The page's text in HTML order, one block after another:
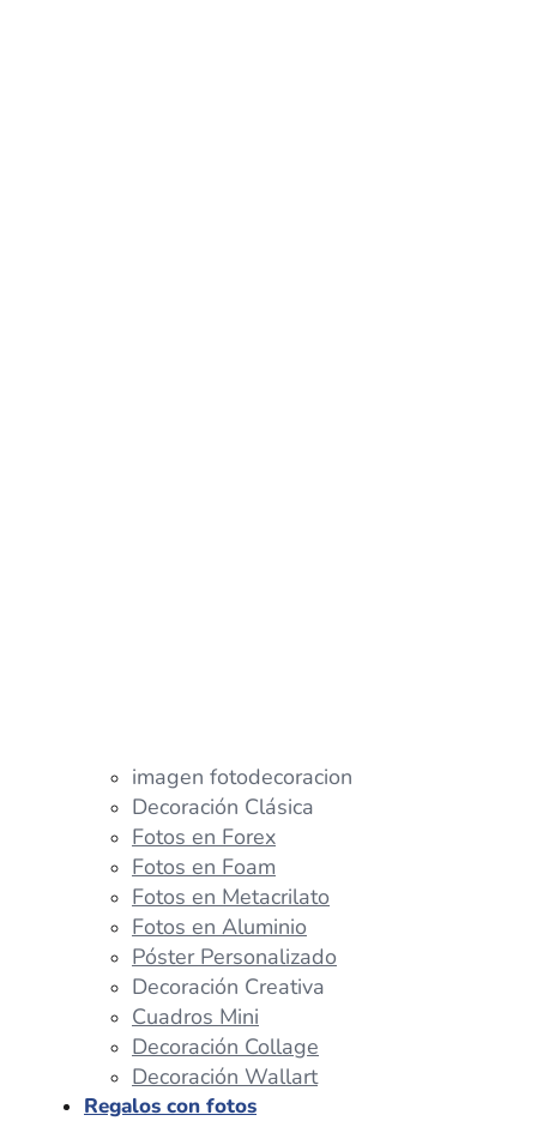
imagen fotodecoracion
Decoración Clásica
Fotos en Forex
Fotos en Foam
Fotos en Metacrilato
Fotos en Aluminio
Póster Personalizado
Decoración Creativa
Cuadros Mini
Decoración Collage
Decoración Wallart
Regalos con fotos